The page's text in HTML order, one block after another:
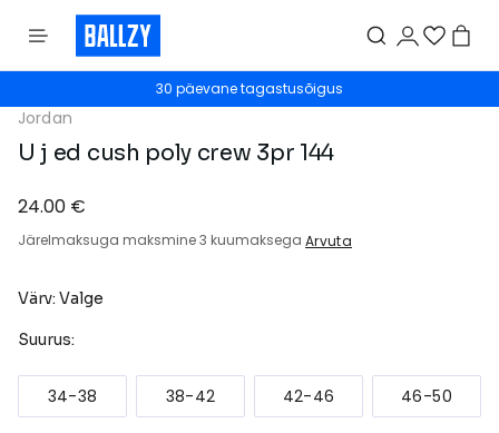
30 päevane tagastusõigus
Jordan
U j ed cush poly crew 3pr 144
24.00 €
Järelmaksuga maksmine 3 kuumaksega Arvuta
Värv: Valge
Suurus:
34-38 38-42 42-46 46-50